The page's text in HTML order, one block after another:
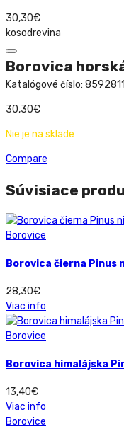
30,30€
kosodrevina
Borovica
Katalógové číslo:
30,30€
Nie je na sklade
Compare
Súvisiace
Borovice
Borovica čierna Pinus
28,30€
Viac info
Borovice
Borovica himalájska
13,40€
Viac info
Borovice